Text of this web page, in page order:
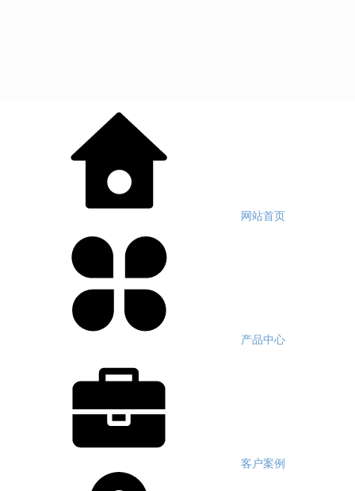
网站首页
产品中心
客户案例